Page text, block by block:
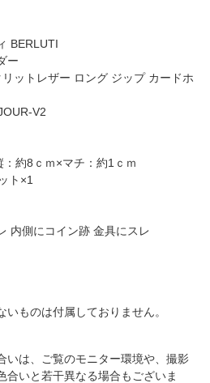
BERLUTI
ー
リットレザー ロング ジップ カードホ
V2
：約8ｃｍ×マチ：約1ｃｍ
ト×1
内側にコイン跡 金具にスレ
ものは付属しておりません。
いは、ご覧のモニター環境や、撮影
合いと若干異なる場合もございま